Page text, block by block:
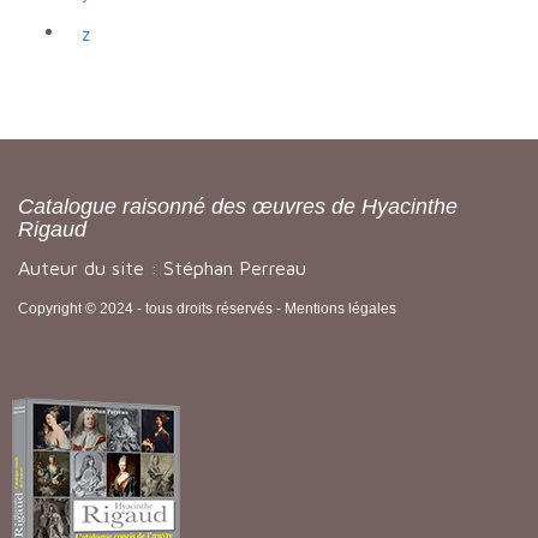
z
Catalogue raisonné des œuvres de Hyacinthe
Rigaud
Auteur du site : Stéphan Perreau
Copyright © 2024 - tous droits réservés - Mentions légales